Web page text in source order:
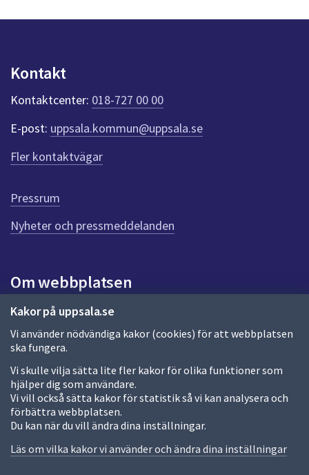
Kakor på uppsala.se
Vi använder nödvändiga kakor (cookies) för att webbplatsen
ska fungera.
Vi skulle vilja sätta lite fler kakor för olika funktioner som
hjälper dig som användare.
Vi vill också sätta kakor för statistik så vi kan analysera och
förbättra webbplatsen.
Du kan när du vill ändra dina inställningar.
Läs om vilka kakor vi använder och ändra dina inställningar
y
n
t
r
ö
e
n
n
i
d
a
Kontakt
Kontaktcenter: 018-727 00 00
E-post: uppsala.kommun@uppsala.se
Fler kontaktvägar
Pressrum
Nyheter och pressmeddelanden
Om webbplatsen
Om webbplatsen
Allmänna handlingar och diarium
Behandling av personuppgifter
Kakor
Språk (other languages)
Tillgänglighetsredogörelse